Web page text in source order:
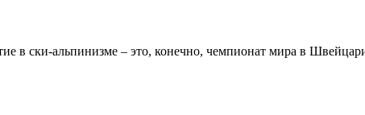
в ски-альпинизме – это, конечно, чемпионат мира в